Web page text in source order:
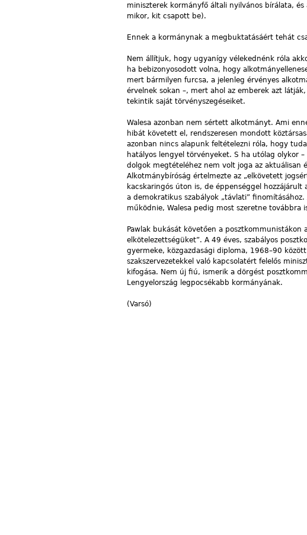
miniszterek kormányfő általi nyilvános bírálata,
mikor, kit csapott be).
Ennek a kormánynak a megbuktatásáért tehát
Nem állítjuk, hogy ugyanígy vélekednénk róla
ha bebizonyosodott volna, hogy
mert bármilyen furcsa, a jelenleg érvényes
érvelnek sokan –, mert ahol az emberek azt
tekintik saját törvényszegéseiket.
Walesa azonban nem sértett alkotmányt. Ami
hibát követett el, rendszeresen mondott
azonban nincs alapunk feltételezni róla, hogy
hatályos lengyel törvényeket. S ha utólag olykor
dolgok megtételéhez nem volt joga az aktuálisan
Alkotmánybíróság értelmezte az „elkövetett
kacskaringós úton is, de éppenséggel
a demokratikus szabályok „távlati”
működnie, Walesa pedig most szeretne továbbra
Pawlak bukását követően a
elkötelezettségüket”. A 49 éves, szabályos
gyermeke, közgazdasági diploma, 1968–90
szakszervezetekkel való kapcsolatért felelős
kifogása. Nem új fiú, ismerik a dörgést
Lengyelország legpocsékabb kormányának.
(Varsó)